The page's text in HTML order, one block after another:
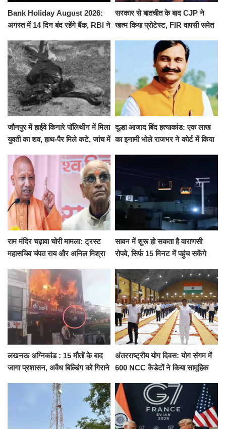
Bank Holiday August 2026:
अगस्त में 14 दिन बंद रहेंगे बैंक, RBI ने
सरकार से बातचीत के बाद CJP ने
खत्म किया प्रोटेस्ट, FIR वापसी समेत
जौनपुर में हाईवे किनारे पॉलिथीन में मिला
युवती का शव, हाथ-पैर मिले कटे, जांच में
दूल्हा आजाद बिंद हत्याकांड: एक लाख
का इनामी भोले राजभर ने कोर्ट में किया
राम मंदिर चढ़ावा चोरी मामला: ट्रस्ट
महासचिव चंपत राय और अनिल मिश्रा
को नहीं...
सावन में शुरू हो सकता है वाराणसी
रोपवे, सिर्फ 15 मिनट में पहुंच सकेंगे
किराया
लखनऊ अग्निकांड : 15 मौतों के बाद
जागा प्रशासन, अवैध बिल्डिंग को गिराने
अंतरराष्ट्रीय योग दिवस: योग संगम में
600 NCC कैडेटों ने किया सामूहिक
संकल्प